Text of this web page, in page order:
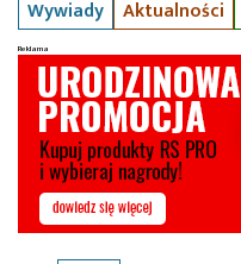
Wywiady Aktualności